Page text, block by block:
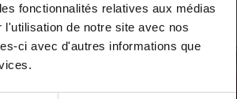
fonctionnalités relatives aux médias
de notre site avec nos
ci avec d'autres informations que